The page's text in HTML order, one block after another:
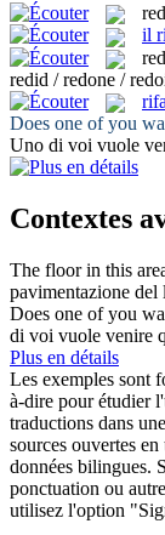
il
redid / redone /
Does one of you
Uno di voi vuole
Contextes
The floor in this
pavimentazione del
Does one of you
di voi vuole venire
Plus en détails
Les exemples sont
à-dire pour étudier
traductions dans
sources ouvertes
données bilingues.
ponctuation ou
utilisez l'option